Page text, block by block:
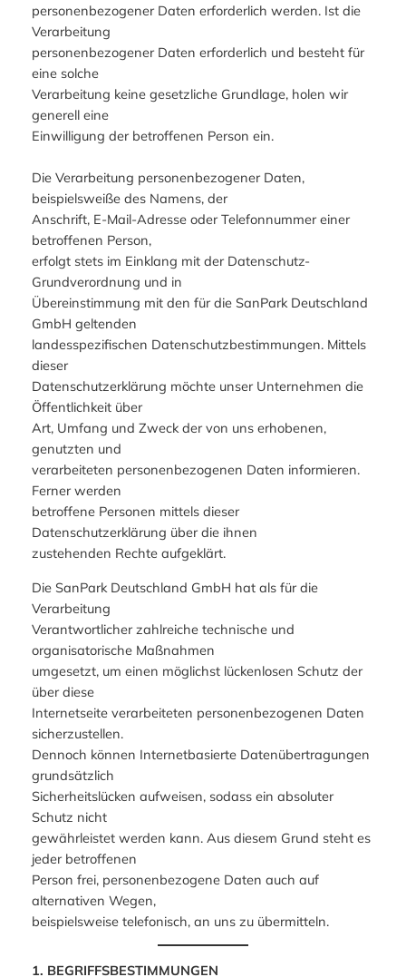
personenbezogener Daten erforderlich werden. Ist die
Verarbeitung
personenbezogener Daten erforderlich und besteht für
eine solche
Verarbeitung keine gesetzliche Grundlage, holen wir
generell eine
Einwilligung der betroffenen Person ein.
Die Verarbeitung personenbezogener Daten,
beispielsweiße des Namens, der
Anschrift, E-Mail-Adresse oder Telefonnummer einer
betroffenen Person,
erfolgt stets im Einklang mit der Datenschutz-
Grundverordnung und in
Übereinstimmung mit den für die SanPark Deutschland
GmbH geltenden
landesspezifischen Datenschutzbestimmungen. Mittels
dieser
Datenschutzerklärung möchte unser Unternehmen die
Öffentlichkeit über
Art, Umfang und Zweck der von uns erhobenen,
genutzten und
verarbeiteten personenbezogenen Daten informieren.
Ferner werden
betroffene Personen mittels dieser
Datenschutzerklärung über die ihnen
zustehenden Rechte aufgeklärt.
Die SanPark Deutschland GmbH hat als für die
Verarbeitung
Verantwortlicher zahlreiche technische und
organisatorische Maßnahmen
umgesetzt, um einen möglichst lückenlosen Schutz der
über diese
Internetseite verarbeiteten personenbezogenen Daten
sicherzustellen.
Dennoch können Internetbasierte Datenübertragungen
grundsätzlich
Sicherheitslücken aufweisen, sodass ein absoluter
Schutz nicht
gewährleistet werden kann. Aus diesem Grund steht es
jeder betroffenen
Person frei, personenbezogene Daten auch auf
alternativen Wegen,
beispielsweise telefonisch, an uns zu übermitteln.
1. BEGRIFFSBESTIMMUNGEN